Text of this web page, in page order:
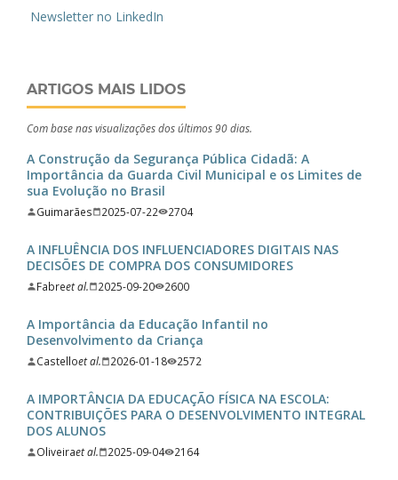
Newsletter no LinkedIn
ARTIGOS MAIS LIDOS
Com base nas visualizações dos últimos 90 dias.
A Construção da Segurança Pública Cidadã: A
Importância da Guarda Civil Municipal e os Limites de
sua Evolução no Brasil
Guimarães 2025-07-22 2704
A INFLUÊNCIA DOS INFLUENCIADORES DIGITAIS NAS
DECISÕES DE COMPRA DOS CONSUMIDORES
Fabreet al. 2025-09-20 2600
A Importância da Educação Infantil no
Desenvolvimento da Criança
Castelloet al. 2026-01-18 2572
A IMPORTÂNCIA DA EDUCAÇÃO FÍSICA NA ESCOLA:
CONTRIBUIÇÕES PARA O DESENVOLVIMENTO INTEGRAL
DOS ALUNOS
Oliveiraet al. 2025-09-04 2164